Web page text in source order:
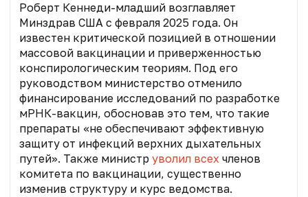
Роберт Кеннеди-младший возглавляет
Минздрав США с февраля 2025 года. Он
известен критической позицией в отношении
массовой вакцинации и приверженностью
конспирологическим теориям. Под его
руководством министерство отменило
финансирование исследований по разработке
мРНК-вакцин, обосновав это тем, что такие
препараты «не обеспечивают эффективную
защиту от инфекций верхних дыхательных
путей». Также министр уволил всехчленов
комитета по вакцинации, существенно
изменив структуру и курс ведомства.